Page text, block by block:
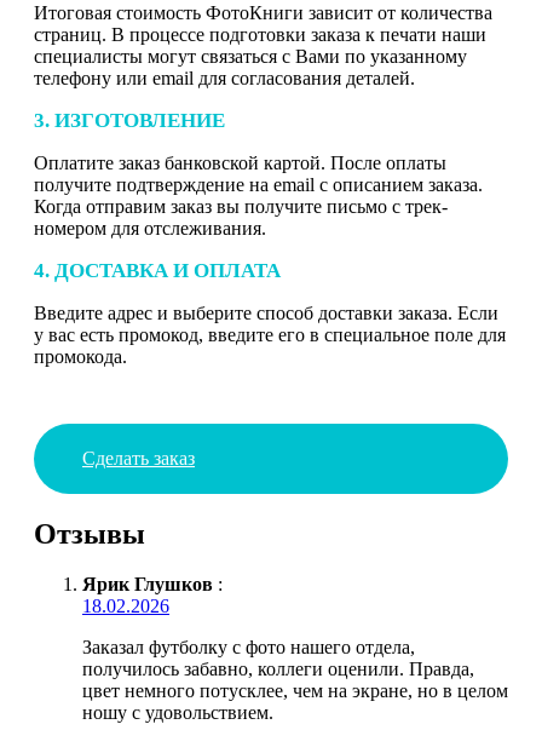
Итоговая стоимость ФотоКниги зависит от количества
страниц. В процессе подготовки заказа к печати наши
специалисты могут связаться с Вами по указанному
телефону или email для согласования деталей.
3. ИЗГОТОВЛЕНИЕ
Оплатите заказ банковской картой. После оплаты
получите подтверждение на email с описанием заказа.
Когда отправим заказ вы получите письмо с трек-
номером для отслеживания.
4. ДОСТАВКА И ОПЛАТА
Введите адрес и выберите способ доставки заказа. Если
у вас есть промокод, введите его в специальное поле для
промокода.
Сделать заказ
Отзывы
Ярик Глушков :
18.02.2026
Заказал футболку с фото нашего отдела,
получилось забавно, коллеги оценили. Правда,
цвет немного потусклее, чем на экране, но в целом
ношу с удовольствием.